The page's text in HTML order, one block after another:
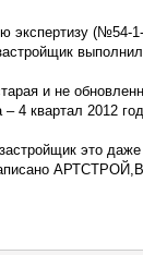
экспертизу
и не
– 4 квартал 2012
это